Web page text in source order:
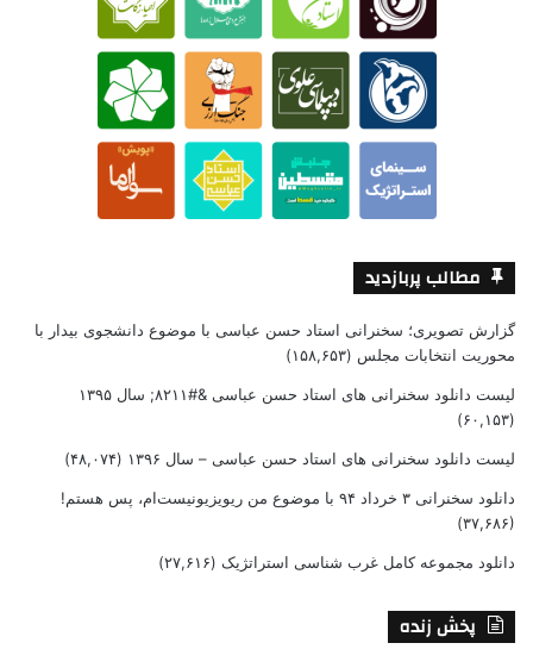
مطالب پربازدید
گزارش تصویری؛ سخنرانی استاد حسن عباسی با موضوع دانشجوی بیدار با
محوریت انتخابات مجلس (۱۵۸,۶۵۳)
لیست دانلود سخنرانی های استاد حسن عباسی &#۸۲۱۱; سال ۱۳۹۵
(۶۰,۱۵۳)
لیست دانلود سخنرانی های استاد حسن عباسی – سال ۱۳۹۶ (۴۸,۰۷۴)
دانلود سخنرانی ۳ خرداد ۹۴ با موضوع من ریویزیونیست‌ام، پس هستم!
(۳۷,۶۸۶)
دانلود مجموعه کامل غرب شناسی استراتژیک (۲۷,۶۱۶)
پخش زنده